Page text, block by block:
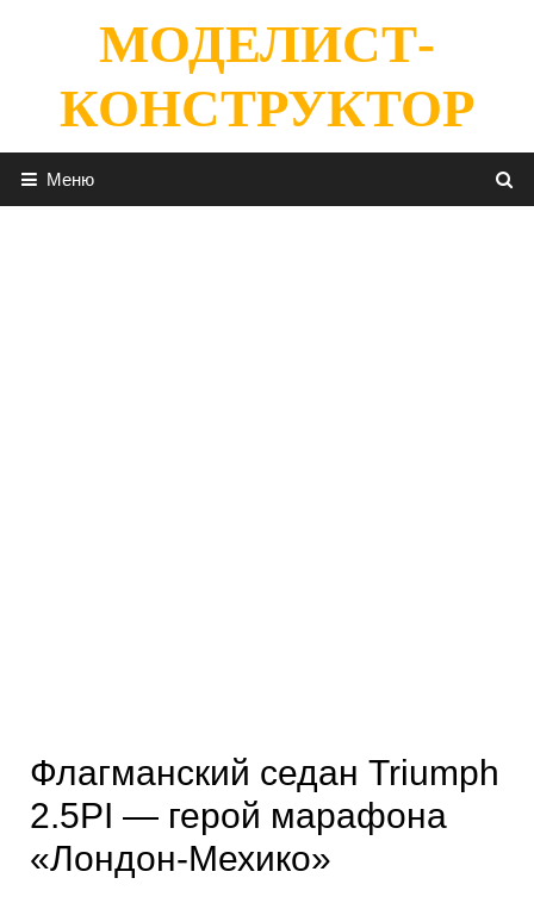
содержимомуМОДЕЛИСТ-
КОНСТРУКТОР
Меню
Флагманский седан Triumph
2.5PI — герой марафона
«Лондон-Мехико»